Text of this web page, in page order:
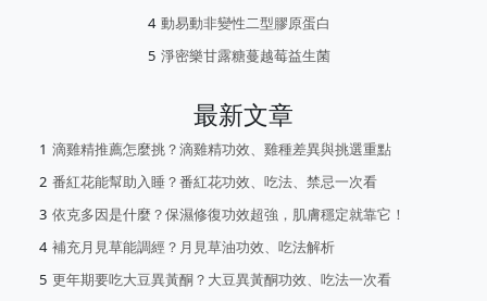
動易動非變性二型膠原蛋白
淨密樂甘露糖蔓越莓益生菌
最新文章
滴雞精推薦怎麼挑？滴雞精功效、雞種差異與挑選重點
番紅花能幫助入睡？番紅花功效、吃法、禁忌一次看
依克多因是什麼？保濕修復功效超強，肌膚穩定就靠它！
補充月見草能調經？月見草油功效、吃法解析
更年期要吃大豆異黃酮？大豆異黃酮功效、吃法一次看